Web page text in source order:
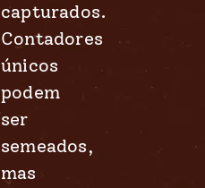
capturados.
Contadores
únicos
podem
ser
semeados,
mas